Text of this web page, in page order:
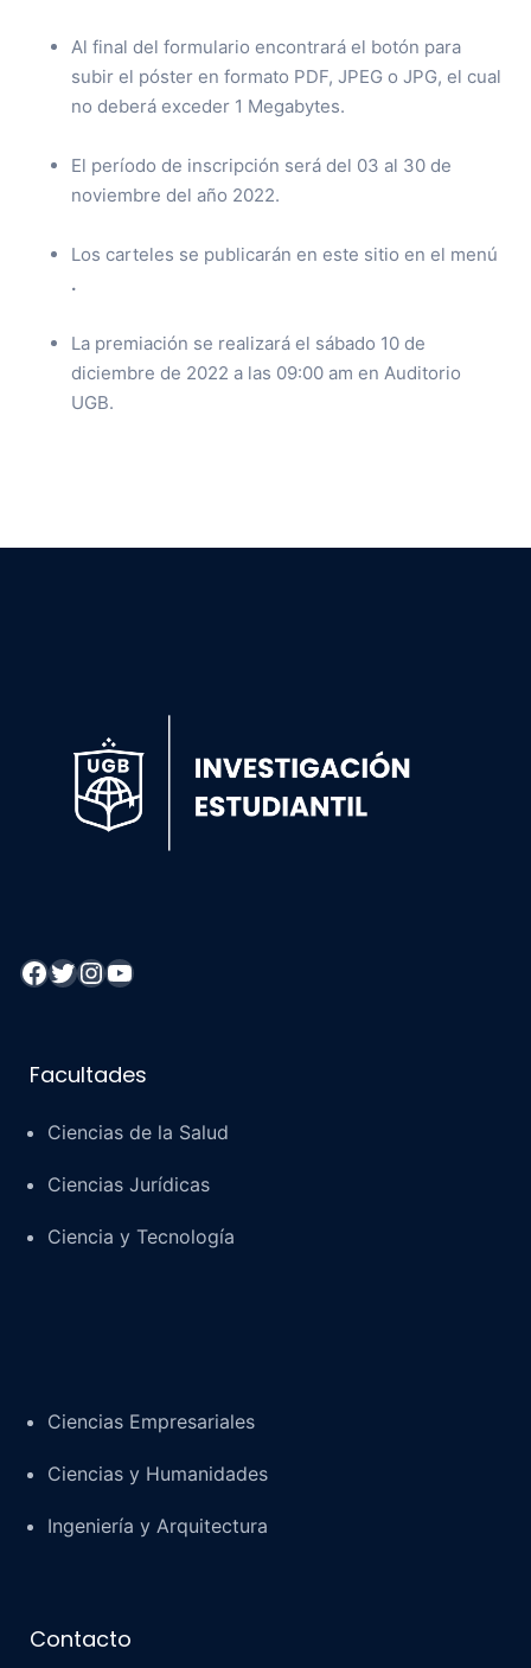
Al final del formulario encontrará el botón para
subir el póster en formato PDF, JPEG o JPG, el cual
no deberá exceder 1 Megabytes.
El período de inscripción será del 03 al 30 de
noviembre del año 2022.
Los carteles se publicarán en este sitio en el menú
.
La premiación se realizará el sábado 10 de
diciembre de 2022 a las 09:00 am en Auditorio
UGB.
Facebook Twitter InstagramYouTube
Facultades
Ciencias de la Salud
Ciencias Jurídicas
Ciencia y Tecnología
Ciencias Empresariales
Ciencias y Humanidades
Ingeniería y Arquitectura
Contacto